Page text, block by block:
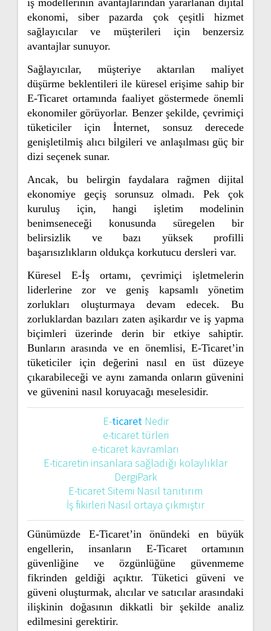
ekonomi, siber pazarda çok çeşitli hizmet
sağlayıcılar ve müşterileri için benzersiz
avantajlar sunuyor.
Sağlayıcılar, müşteriye aktarılan maliyet
düşürme beklentileri ile küresel erişime sahip bir
E-Ticaret ortamında faaliyet göstermede önemli
ekonomiler görüyorlar. Benzer şekilde, çevrimiçi
tüketiciler için İnternet, sonsuz derecede
genişletilmiş alıcı bilgileri ve anlaşılması güç bir
dizi seçenek sunar.
Ancak, bu belirgin faydalara rağmen dijital
ekonomiye geçiş sorunsuz olmadı. Pek çok
kuruluş için, hangi işletim modelinin
benimseneceği konusunda süregelen bir
belirsizlik ve bazı yüksek profilli
başarısızlıkların oldukça korkutucu dersleri var.
Küresel E-İş ortamı, çevrimiçi işletmelerin
liderlerine zor ve geniş kapsamlı yönetim
zorlukları oluşturmaya devam edecek. Bu
zorluklardan bazıları zaten aşikardır ve iş yapma
biçimleri üzerinde derin bir etkiye sahiptir.
Bunların arasında ve en önemlisi, E-Ticaret’in
tüketiciler için değerini nasıl en üst düzeye
çıkarabileceği ve aynı zamanda onların güvenini
ve güvenini nasıl koruyacağı meselesidir.
E-ticaretNedir
e-ticaret türleri
e-ticaret kavramları
E-ticaretin insanlara sağladığı kolaylıklar
DergiPark
E-ticaret Sitemi Nasıl tanıtırım
İş fikirleri Nasıl ortaya çıkmıştır
Günümüzde E-Ticaret’in önündeki en büyük
engellerin, insanların E-Ticaret ortamının
güvenliğine ve özgünlüğüne güvenmeme
fikrinden geldiği açıktır. Tüketici güveni ve
güveni oluşturmak, alıcılar ve satıcılar arasındaki
ilişkinin doğasının dikkatli bir şekilde analiz
edilmesini gerektirir.